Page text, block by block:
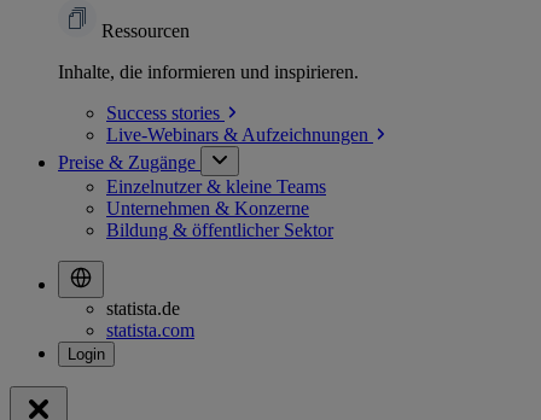
Ressourcen
Inhalte, die informieren und inspirieren.
Success stories
Live-Webinars & Aufzeichnungen
Preise & Zugänge
Einzelnutzer & kleine Teams
Unternehmen & Konzerne
Bildung & öffentlicher Sektor
statista.de
statista.com